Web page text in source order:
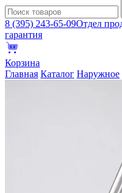
8 (395) 243-65-09Отдел
гарантия
Корзина
Главная Каталог Наружное